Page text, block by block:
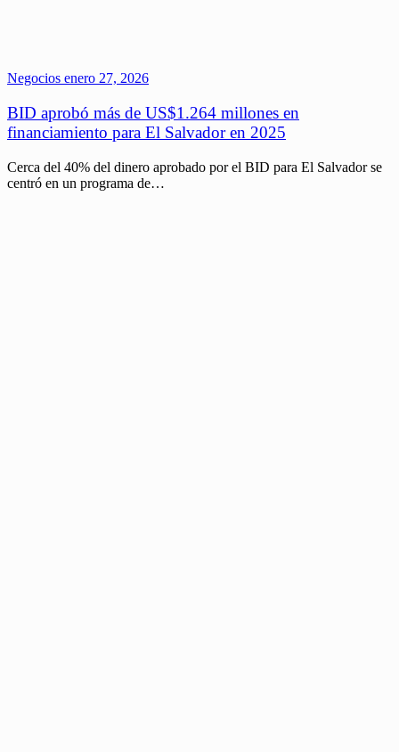
Negocios enero 27, 2026
BID aprobó más de US$1.264 millones en
financiamiento para El Salvador en 2025
Cerca del 40% del dinero aprobado por el BID para El Salvador se
centró en un programa de…